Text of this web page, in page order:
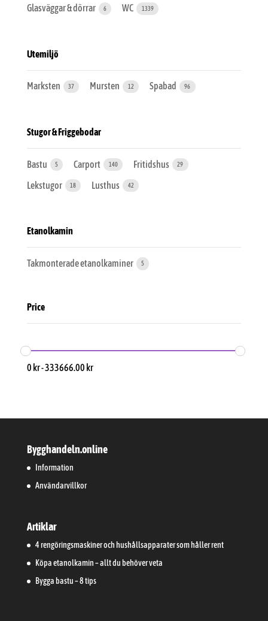
Glasväggar & dörrar 6 WC 1339
Utemiljö
Marksten 37 Mursten 12 Spabad 96
Stugor & Friggebodar
Bastu 5 Carport 140 Fritidshus 29
Lekstugor 18 Lusthus 42
Etanolkamin
Takmonterade etanolkaminer 5
Price
0 kr-333666.00 kr
Bygghandeln.online
Information
Användarvillkor
Artiklar
4 rengöringsmaskiner och hushållsapparater som håller rent
Köpa etanolkamin – allt du behöver veta
Bygga bastu – 8 tips